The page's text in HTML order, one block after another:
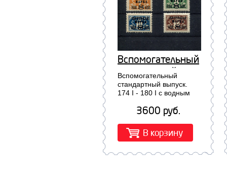
Вспомогательный
стандартный
выпуск. 174 I -
180 I с водным
знаком. **
Вспомогательный
стандартный выпуск.
174 I - 180 I с водным
3600 руб.
В корзину